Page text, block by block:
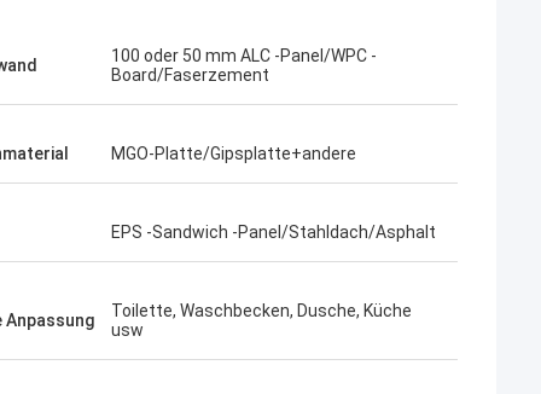
Ein was für wunderbares Team, ich
100 oder 50 mm ALC -Panel/WPC -
Board/Faserzement
MGO-Platte/Gipsplatte+andere
EPS -Sandwich -Panel/Stahldach/Asphalt
Anpassung
Toilette, Waschbecken, Dusche, Küche
usw